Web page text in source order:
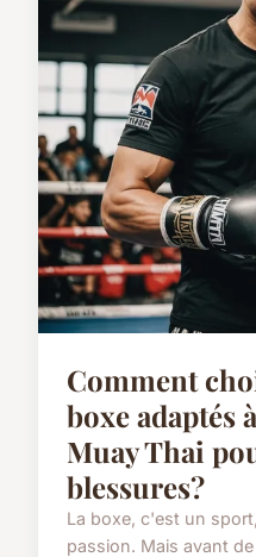
Comment
boxe adaptés
Muay Thai
blessures?
La boxe, c'est un
passion. Mais avant